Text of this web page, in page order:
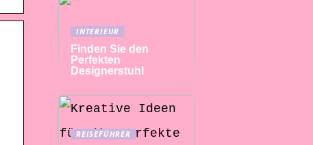
INTERIEUR
Finden Sie den
Perfekten
Designerstuhl
REISEFÜHRER